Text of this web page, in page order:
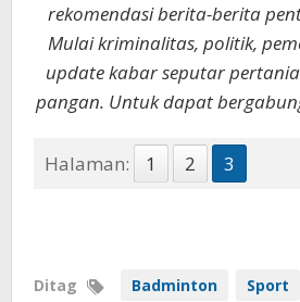
rekomendasi berita-berita
Mulai kriminalitas, politik,
update kabar seputar
pangan. Untuk dapat
Halaman: 1 2 3
Ditag Badminton Sport